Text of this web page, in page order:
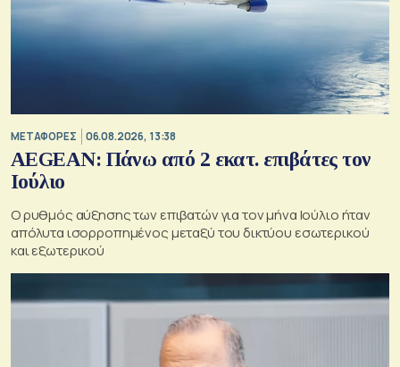
ΜΕΤΑΦΟΡΕΣ 06.08.2026, 13:38
AEGEAN: Πάνω από 2 εκατ. επιβάτες τον
Ιούλιο
Ο ρυθμός αύξησης των επιβατών για τον μήνα Ιούλιο ήταν
απόλυτα ισορροπημένος μεταξύ του δικτύου εσωτερικού
και εξωτερικού